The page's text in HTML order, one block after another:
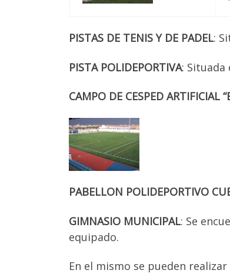
PISTAS DE TENIS Y DE PADEL:
PISTA POLIDEPORTIVA: Situada
CAMPO DE CESPED ARTIFICIAL
PABELLON POLIDEPORTIVO
GIMNASIO MUNICIPAL: Se
equipado.
En el mismo se pueden